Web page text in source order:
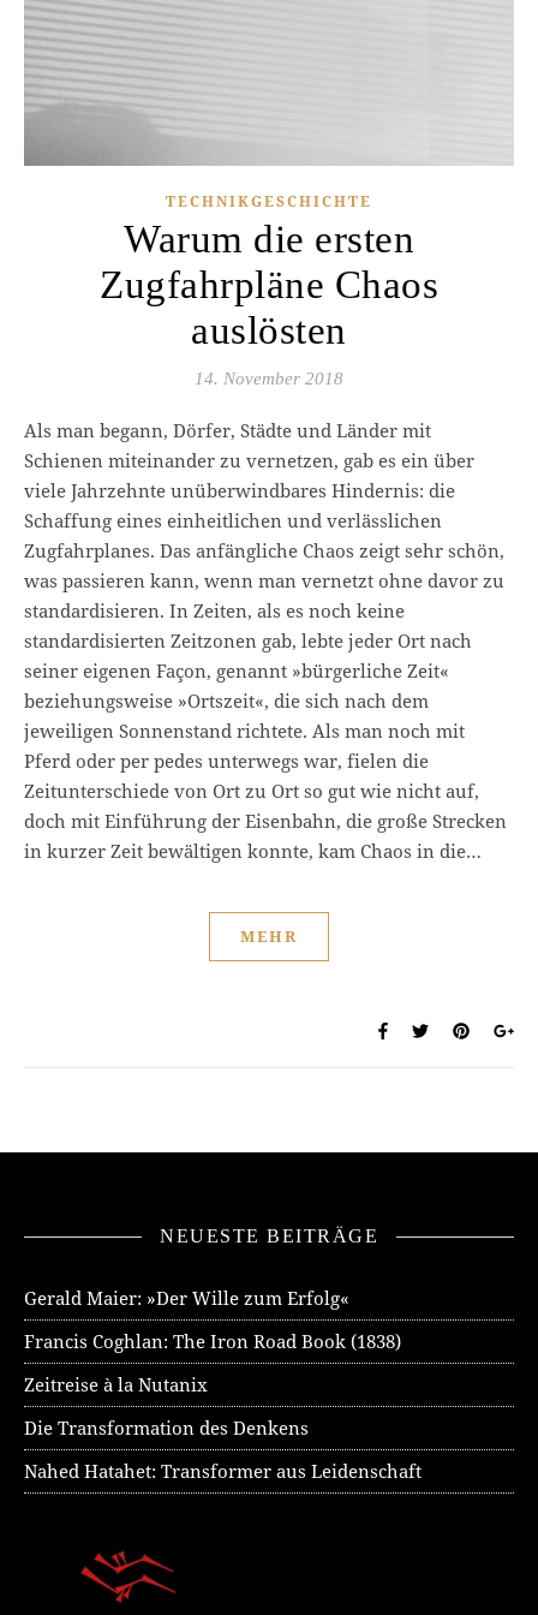
TECHNIKGESCHICHTE
Warum die ersten
Zugfahrpläne Chaos
auslösten
14. November 2018
Als man begann, Dörfer, Städte und Länder mit
Schienen miteinander zu vernetzen, gab es ein über
viele Jahrzehnte unüberwindbares Hindernis: die
Schaffung eines einheitlichen und verlässlichen
Zugfahrplanes. Das anfängliche Chaos zeigt sehr schön,
was passieren kann, wenn man vernetzt ohne davor zu
standardisieren. In Zeiten, als es noch keine
standardisierten Zeitzonen gab, lebte jeder Ort nach
seiner eigenen Façon, genannt »bürgerliche Zeit«
beziehungsweise »Ortszeit«, die sich nach dem
jeweiligen Sonnenstand richtete. Als man noch mit
Pferd oder per pedes unterwegs war, fielen die
Zeitunterschiede von Ort zu Ort so gut wie nicht auf,
doch mit Einführung der Eisenbahn, die große Strecken
in kurzer Zeit bewältigen konnte, kam Chaos in die…
MEHR
NEUESTE BEITRÄGE
Gerald Maier: »Der Wille zum Erfolg«
Francis Coghlan: The Iron Road Book (1838)
Zeitreise à la Nutanix
Die Transformation des Denkens
Nahed Hatahet: Transformer aus Leidenschaft